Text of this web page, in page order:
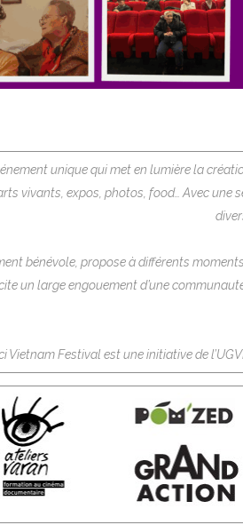
unique qui met en lumière la
vivants, expos, photos, food… Avec une
bénévole, propose à différents
un large engouement d’une
Vietnam Festival est une initiative de